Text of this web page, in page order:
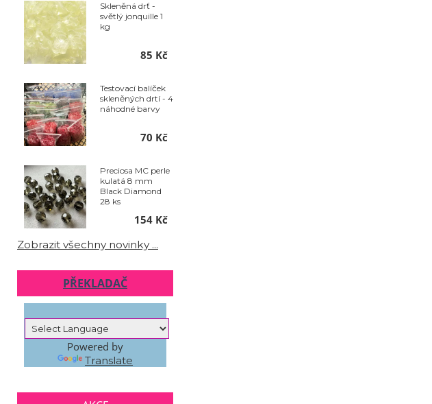
Skleněná drť -
světlý jonquille 1
kg
85 Kč
Testovací balíček
skleněných drtí - 4
náhodné barvy
70 Kč
Preciosa MC perle
kulatá 8 mm
Black Diamond
28 ks
154 Kč
Zobrazit všechny novinky ...
PŘEKLADAČ
Powered by
Translate